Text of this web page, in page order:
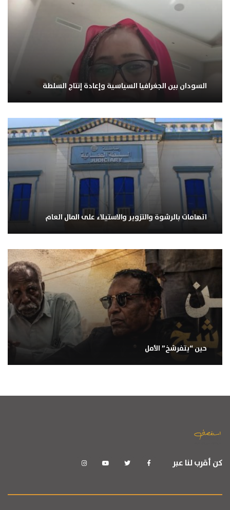
السودان بين الجغرافيا السياسية وإعادة إنتاج السلطة
اتهامات بالرشوة والتزوير والاستيلاء على المال العام
حين “يتفرشخ” الأمل
كن أقرب لنا عبر